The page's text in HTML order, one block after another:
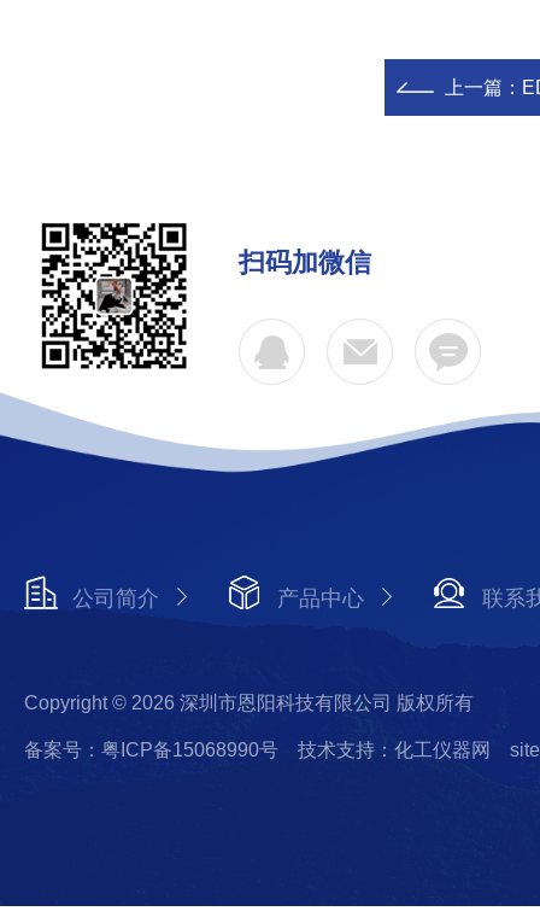
上一篇：
扫码加微信
公司简介 产品中心 联系
Copyright © 2026 深圳市恩阳科技有限公司 版权所有
备案号：粤ICP备15068990号 技术支持：化工仪器网